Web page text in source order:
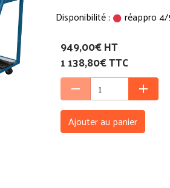
Disponibilité :
réappro
949,00€ HT
1 138,80€ TTC
Ajouter au panier